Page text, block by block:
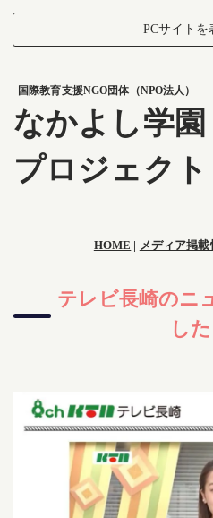
PCサイトを
国際教育支援NGO団体（NPO法人）
なかよし学園
プロジェクト
HOME | メディア掲載
テレビ長崎のニ
した